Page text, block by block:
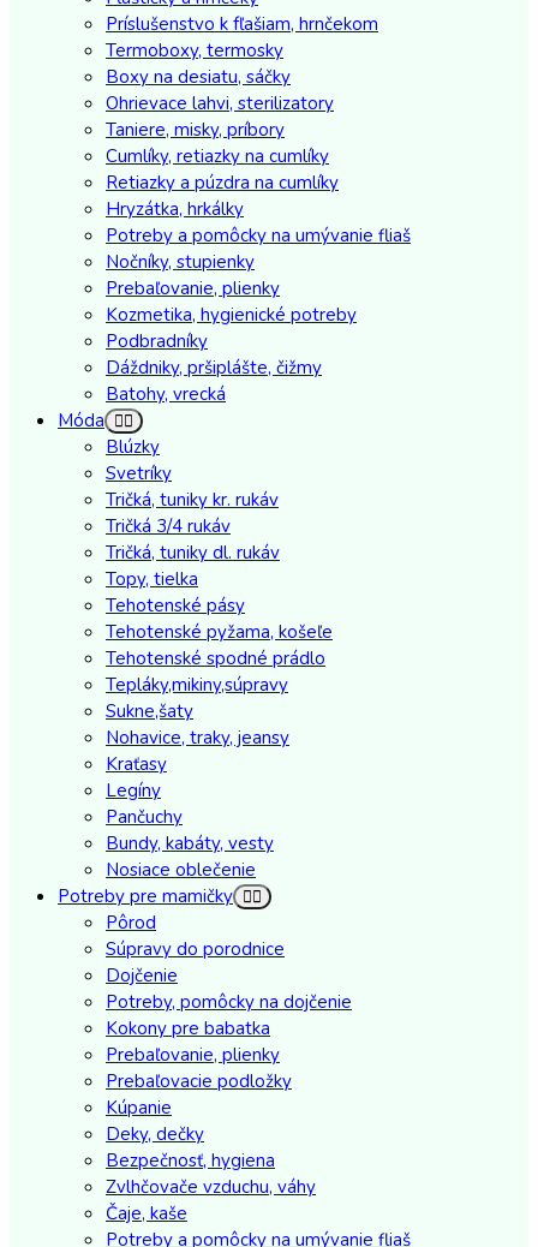
Príslušenstvo k fľašiam, hrnčekom
Termoboxy, termosky
Boxy na desiatu, sáčky
Ohrievace lahvi, sterilizatory
Taniere, misky, príbory
Cumlíky, retiazky na cumlíky
Retiazky a púzdra na cumlíky
Hryzátka, hrkálky
Potreby a pomôcky na umývanie fliaš
Nočníky, stupienky
Prebaľovanie, plienky
Kozmetika, hygienické potreby
Podbradníky
Dáždniky, pršiplášte, čižmy
Batohy, vrecká
Móda
Blúzky
Svetríky
Tričká, tuniky kr. rukáv
Tričká 3/4 rukáv
Tričká, tuniky dl. rukáv
Topy, tielka
Tehotenské pásy
Tehotenské pyžama, košeľe
Tehotenské spodné prádlo
Tepláky,mikiny,súpravy
Sukne,šaty
Nohavice, traky, jeansy
Kraťasy
Legíny
Pančuchy
Bundy, kabáty, vesty
Nosiace oblečenie
Potreby pre mamičky
Pôrod
Súpravy do porodnice
Dojčenie
Potreby, pomôcky na dojčenie
Kokony pre babatka
Prebaľovanie, plienky
Prebaľovacie podložky
Kúpanie
Deky, dečky
Bezpečnosť, hygiena
Zvlhčovače vzduchu, váhy
Čaje, kaše
Potreby a pomôcky na umývanie fliaš